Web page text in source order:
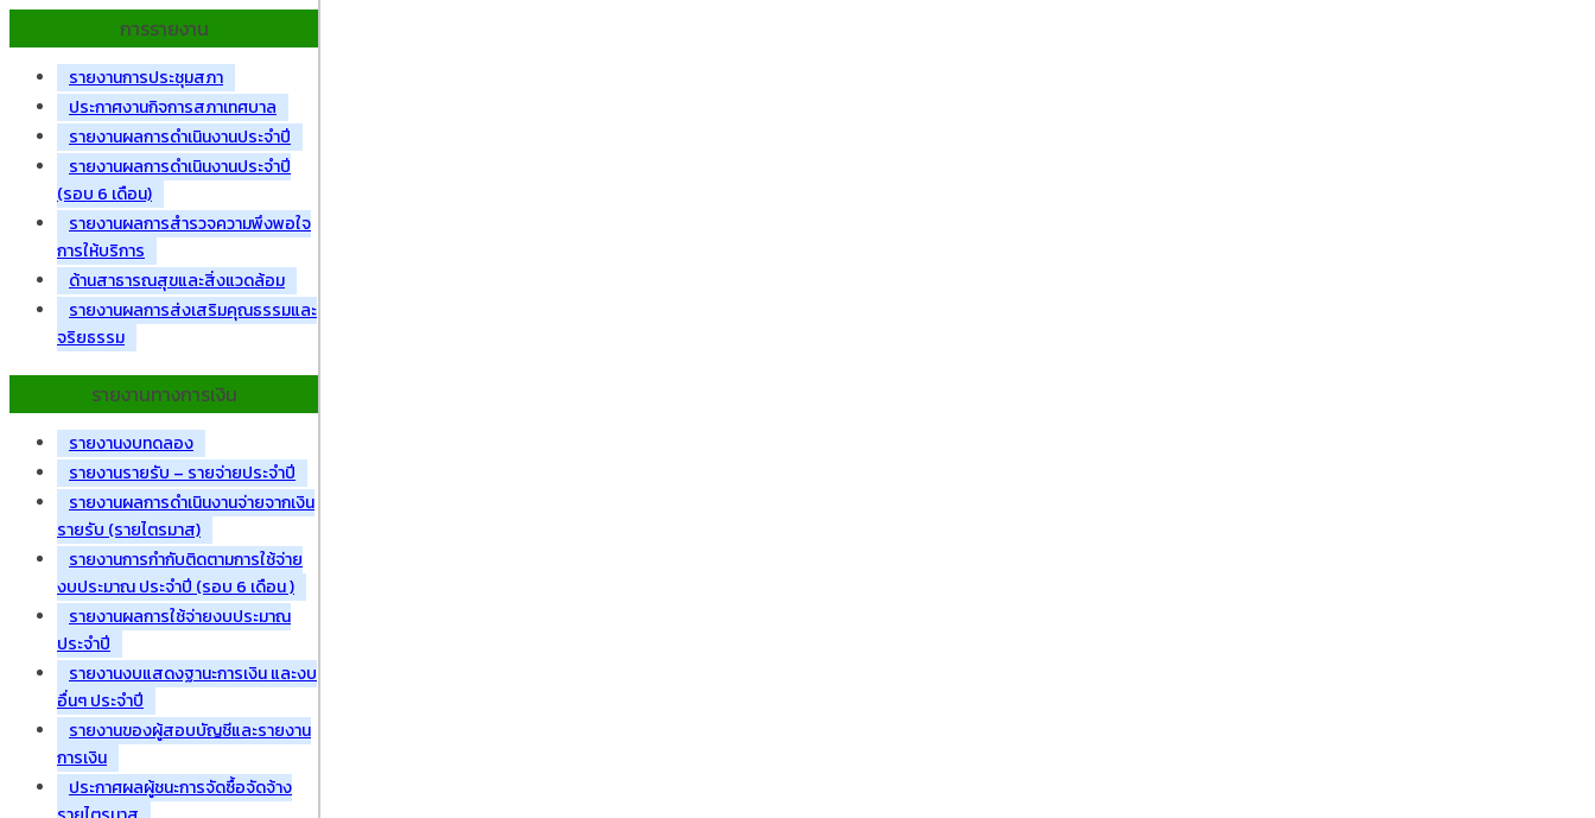
การรายงาน
รายงานการประชุมสภา
ประกาศงานกิจการสภาเทศบาล
รายงานผลการดำเนินงานประจำปี
รายงานผลการดำเนินงานประจำปี
(รอบ 6 เดือน)
รายงานผลการสำรวจความพึงพอใจ
การให้บริการ
ด้านสาธารณสุขและสิ่งแวดล้อม
รายงานผลการส่งเสริมคุณธรรมและ
จริยธรรม
รายงานทางการเงิน
รายงานงบทดลอง
รายงานรายรับ – รายจ่ายประจำปี
รายงานผลการดำเนินงานจ่ายจากเงิน
รายรับ (รายไตรมาส)
รายงานการกำกับติดตามการใช้จ่าย
งบประมาณ ประจำปี (รอบ 6 เดือน )
รายงานผลการใช้จ่ายงบประมาณ
ประจำปี
รายงานงบแสดงฐานะการเงิน และงบ
อื่นๆ ประจำปี
รายงานของผู้สอบบัญชีและรายงาน
การเงิน
ประกาศผลผู้ชนะการจัดซื้อจัดจ้าง